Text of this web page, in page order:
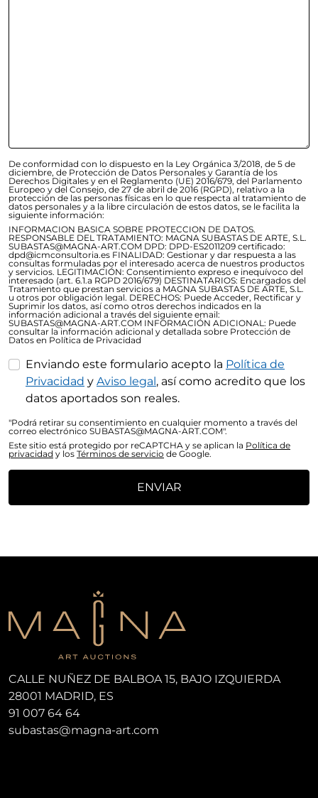
De conformidad con lo dispuesto en la Ley Orgánica 3/2018, de 5 de
diciembre, de Protección de Datos Personales y Garantía de los
Derechos Digitales y en el Reglamento (UE) 2016/679, del Parlamento
Europeo y del Consejo, de 27 de abril de 2016 (RGPD), relativo a la
protección de las personas físicas en lo que respecta al tratamiento de
datos personales y a la libre circulación de estos datos, se le facilita la
siguiente información:
INFORMACION BASICA SOBRE PROTECCION DE DATOS.
RESPONSABLE DEL TRATAMIENTO: MAGNA SUBASTAS DE ARTE, S.L.
SUBASTAS@MAGNA-ART.COM DPD: DPD-ES2011209 certificado:
dpd@icmconsultoria.es FINALIDAD: Gestionar y dar respuesta a las
consultas formuladas por el interesado acerca de nuestros productos
y servicios. LEGITIMACIÓN: Consentimiento expreso e inequívoco del
interesado (art. 6.1.a RGPD 2016/679) DESTINATARIOS: Encargados del
Tratamiento que prestan servicios a MAGNA SUBASTAS DE ARTE, S.L.
u otros por obligación legal. DERECHOS: Puede Acceder, Rectificar y
Suprimir los datos, así como otros derechos indicados en la
información adicional a través del siguiente email:
SUBASTAS@MAGNA-ART.COM INFORMACIÓN ADICIONAL: Puede
consultar la información adicional y detallada sobre Protección de
Datos en Política de Privacidad
Enviando este formulario acepto la Política de
Privacidad y Aviso legal, así como acredito que los
datos aportados son reales.
"Podrá retirar su consentimiento en cualquier momento a través del
correo electrónico SUBASTAS@MAGNA-ART.COM".
Este sitio está protegido por reCAPTCHA y se aplican la Política de
privacidad y los Términos de servicio de Google.
ENVIAR
CALLE NUÑEZ DE BALBOA 15, BAJO IZQUIERDA
28001 MADRID, ES
91 007 64 64
subastas@magna-art.com